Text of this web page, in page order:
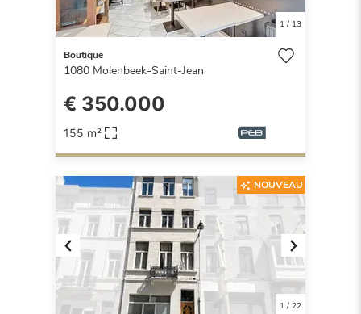
1/ 13
Boutique
1080 Molenbeek-Saint-Jean
€ 350.000
155 m²
Previous Next
1/ 22
NOUVEAU